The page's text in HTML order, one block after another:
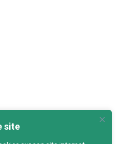
site